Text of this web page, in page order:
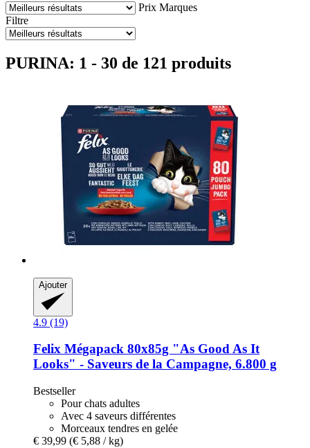
Prix Marques
Filtre
PURINA: 1 - 30 de 121 produits
Ajouter
4.9 (19)
Felix Mégapack 80x85g "As Good As It
Looks" -​ Saveurs de la Campagne, 6.800 g
Bestseller
Pour chats adultes
Avec 4 saveurs différentes
Morceaux tendres en gelée
€ 39,99 (€ 5,88 / kg)